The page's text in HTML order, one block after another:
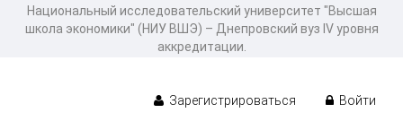
Национальный исследовательский университет "Высшая
школа экономики" (НИУ ВШЭ) – Днепровский вуз IV уровня
аккредитации.
Зарегистрироваться Войти